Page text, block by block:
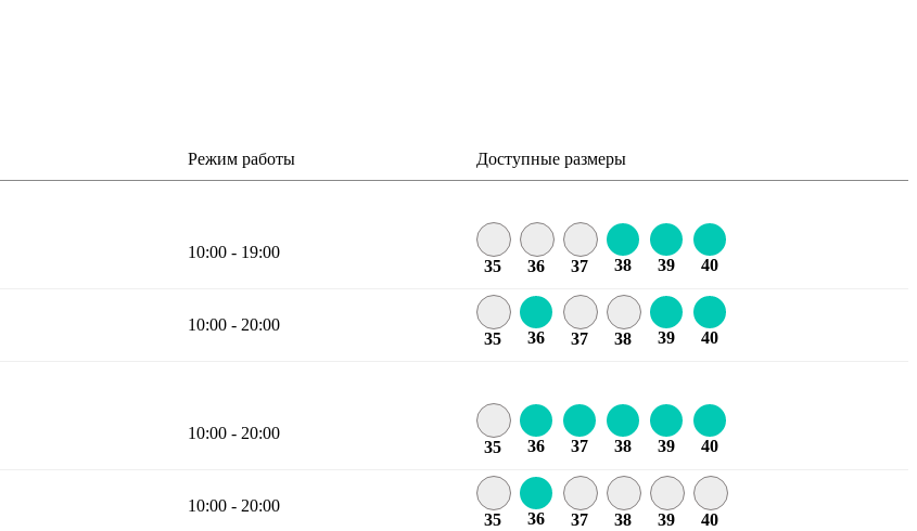
Режим работы Доступные размеры
10:00 - 19:00
35 36 37 38 39 40
10:00 - 20:00
35 36 37 38 39 40
10:00 - 20:00
35 36 37 38 39 40
10:00 - 20:00
35 36 37 38 39 40